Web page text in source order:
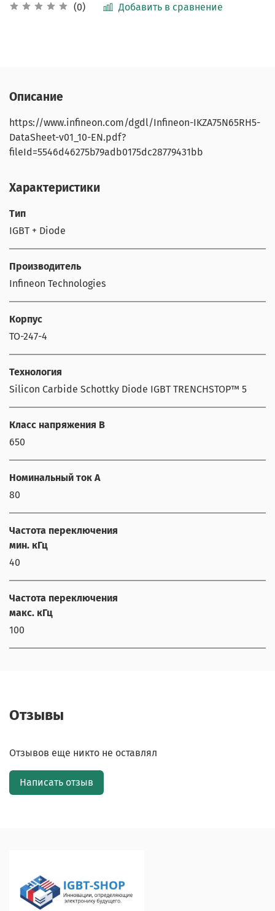
(0) Добавить в сравнение
Описание
https://www.infineon.com/dgdl/Infineon-IKZA75N65RH5-
DataSheet-v01_10-EN.pdf?
fileId=5546d46275b79adb0175dc28779431bb
Характеристики
Тип
IGBT + Diode
Производитель
Infineon Technologies
Корпус
TO-247-4
Технология
Silicon Carbide Schottky Diode IGBT TRENCHSTOP™ 5
Класс напряжения В
650
Номинальный ток А
80
Частота переключения
мин. кГц
40
Частота переключения
макс. кГц
100
Отзывы
Отзывов еще никто не оставлял
Написать отзыв